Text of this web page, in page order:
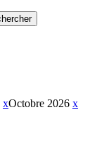
xOctobre 2026 x